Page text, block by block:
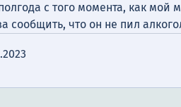
с того момента, как мой
сообщить, что он не пил